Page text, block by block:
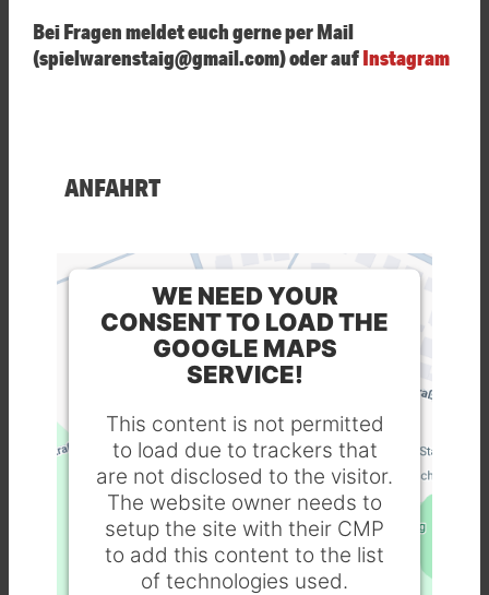
Bei Fragen meldet euch gerne per Mail
(spielwarenstaig@gmail.com) oder aufInstagram
ANFAHRT
WE NEED YOUR
CONSENT TO LOAD THE
GOOGLE MAPS
SERVICE!
This content is not permitted
to load due to trackers that
are not disclosed to the visitor.
The website owner needs to
setup the site with their CMP
to add this content to the list
of technologies used.